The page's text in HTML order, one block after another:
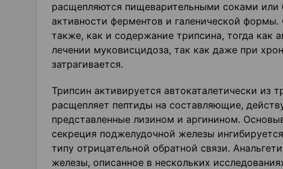
расщепляются пищеварительными соками или
активности ферментов и галенической
также, как и содержание трипсина, тогда как
лечении муковисцидоза, так как даже при
затрагивается.
Трипсин активируется автокаталетически из
расщепляет пептиды на составляющие,
представленные лизином и аргинином.
секреция поджелудочной железы
типу отрицательной обратной связи.
железы, описанное в нескольких